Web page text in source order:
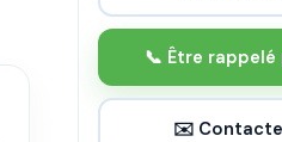
📞 Être rappelé
✉️